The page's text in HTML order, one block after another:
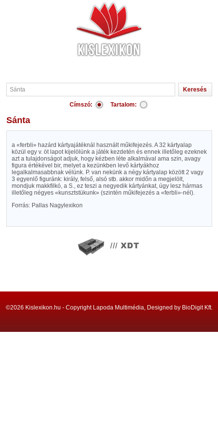
Címszó: Tartalom:
Sánta
a «ferbli» hazárd kártyajátéknál használt műkifejezés. A 32 kártyalap
közül egy v. öt lapot kijelölünk a játék kezdetén és ennek illetőleg ezeknek
azt a tulajdonságot adjuk, hogy kézben léte alkalmával ama szin, avagy
figura értékével bir, melyet a kezünkben levő kártyákhoz
legalkalmasabbnak vélünk. P. van nekünk a négy kártyalap között 2 vagy
3 egyenlő figuránk: király, felső, alsó stb. akkor midőn a megjelölt,
mondjuk makkfilkó, a S., ez teszi a negyedik kártyánkat, úgy lesz hármas
illetőleg négyes «kunsztstükunk» (szintén műkifejezés a «ferbli»-nél).
Forrás: Pallas Nagylexikon
©2026 Kislexikon.hu - Copyright Lapoda Multimédia, Designed by BioDigit Kft.